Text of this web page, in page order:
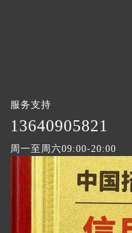
服务支持
1 3640905821
周一至周六09:00-20:00